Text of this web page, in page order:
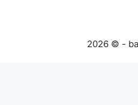
2026 © -